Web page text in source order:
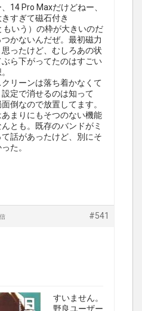
14 Pro Maxだけどねー、
すぎて磁石付き
いう）の枠が大きいのだ
かないんだぜ。最初磁力
ったけど、むしろあの状
ら下がってたのはすごい
リーンは落ち着かなくて
定で消せるのは知って
倒なので放置してます。
まりにもそつのない機能
とも。既存のバンドがミ
話があったけど、別にそ
た。
#541
すいません。
野良ユーザー